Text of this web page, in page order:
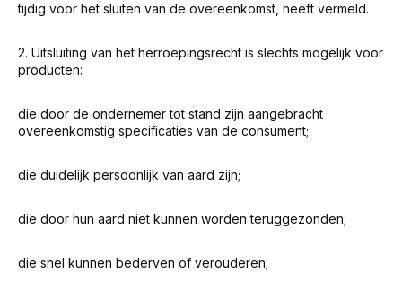
tijdig voor het sluiten van de overeenkomst, heeft vermeld.
2. Uitsluiting van het herroepingsrecht is slechts mogelijk voor
producten:
die door de ondernemer tot stand zijn aangebracht
overeenkomstig specificaties van de consument;
die duidelijk persoonlijk van aard zijn;
die door hun aard niet kunnen worden teruggezonden;
die snel kunnen bederven of verouderen;